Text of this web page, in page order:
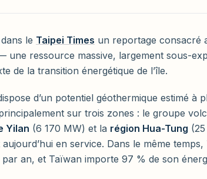
le Taipei Times un reportage consacré
une ressource massive, largement sous-
de la transition énergétique de l’île.
d’un potentiel géothermique estimé à
sur trois zones : le groupe
Yilan (6 170 MW) et la région Hua-Tung
en service. Dans le même temps,
an, et Taïwan importe 97 % de son